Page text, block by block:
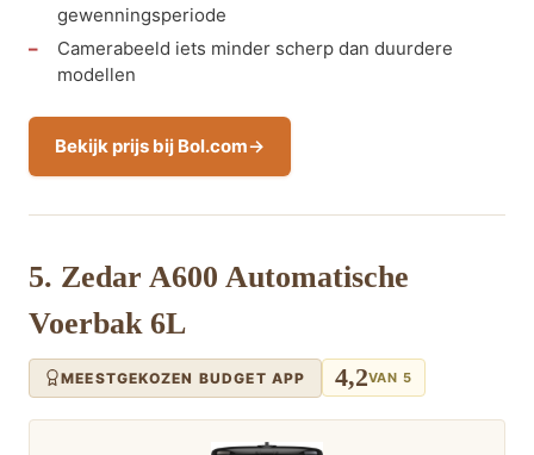
gewenningsperiode
Camerabeeld iets minder scherp dan duurdere
modellen
Bekijk prijs bij Bol.com
5. Zedar A600 Automatische
Voerbak 6L
MEESTGEKOZEN BUDGET APP 4,2VAN 5